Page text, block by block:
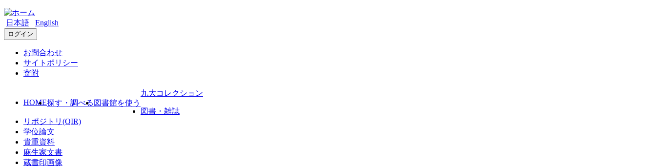
日本語 English
ログイン
お問合わせ
サイトポリシー
寄附
HOME探す・調べる 図書館を使う
九大コレクション
図書・雑誌
リポジトリ(QIR)
学位論文
貴重資料
麻生家文書
蔵書印画像